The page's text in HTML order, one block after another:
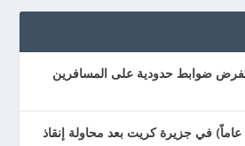
تفرض ضوابط حدودية على المسافرين
غرق امرأة هولندية (42 عاماً) في جزيرة كريت بعد محاولة إنقاذ